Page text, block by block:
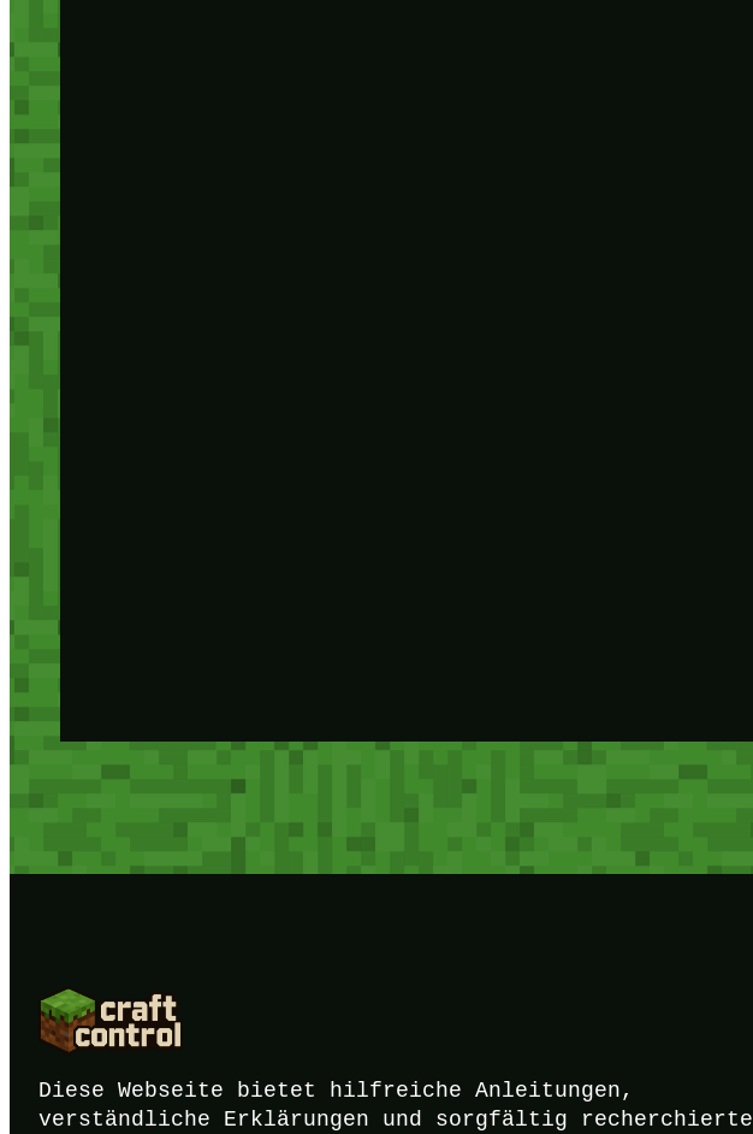
Diese Webseite bietet hilfreiche Anleitungen,
verständliche Erklärungen und sorgfältig recherchierte